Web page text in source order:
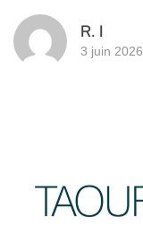
R. I
3 juin 2026